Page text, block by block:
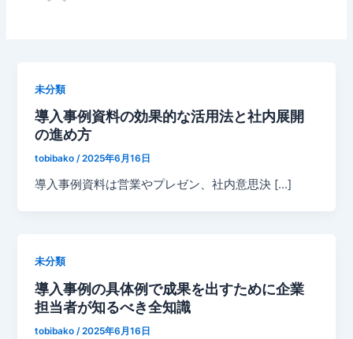
未分類
導入事例資料の効果的な活用法と社内展開
の進め方
tobibako/2025年6月16日
導入事例資料は営業やプレゼン、社内意思決 […]
未分類
導入事例の具体例で成果を出すために企業
担当者が知るべき全知識
tobibako /2025年6月16日